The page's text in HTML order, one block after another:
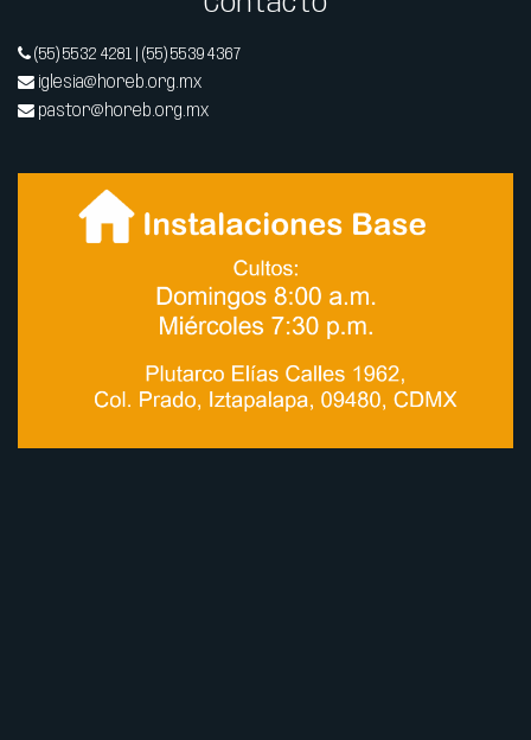
(55) 5532 4281 | (55) 5539 4367
iglesia@horeb.org.mx
pastor@horeb.org.mx